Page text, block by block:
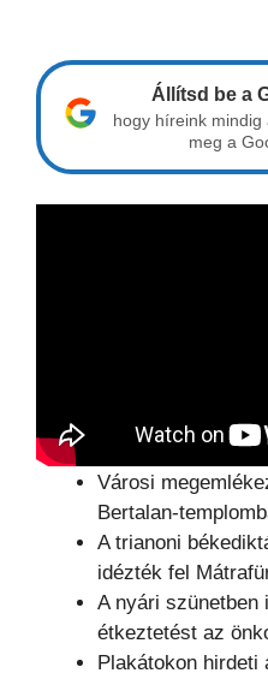
Állítsd be a
hogy híreink mindig
meg a
Városi
Bertalan-
A trianoni
idézték fel
A nyári
étkeztetést az
Plakátokon hirdeti